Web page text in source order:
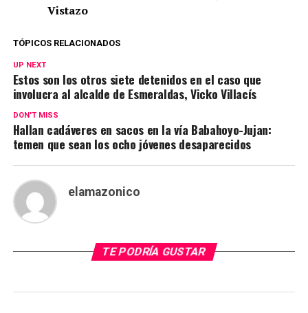
Vistazo
TÓPICOS RELACIONADOS
UP NEXT
Estos son los otros siete detenidos en el caso que
involucra al alcalde de Esmeraldas, Vicko Villacís
DON'T MISS
Hallan cadáveres en sacos en la vía Babahoyo-Jujan:
temen que sean los ocho jóvenes desaparecidos
elamazonico
TE PODRÍA GUSTAR